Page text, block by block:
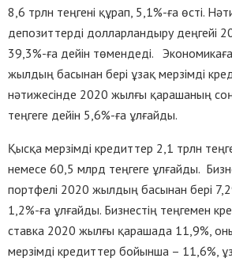
8,6 трлн теңгені құрап, 5,1%-ға өсті.
депозиттерді долларландыру деңгейі
39,3%-ға дейін төмендеді.
жылдың басынан бері ұзақ мерзімді
нәтижесінде 2020 жылғы қарашаның
теңгеге дейін 5,6%-ға ұлғайды.
Қысқа мерзімді кредиттер 2,1 трлн
немесе 60,5 млрд теңгеге ұлғайды.
портфелі 2020 жылдың басынан бері
1,2%-ға ұлғайды. Бизнестің теңгемен
ставка 2020 жылғы қарашада 11,9%,
мерзімді кредиттер бойынша – 11,6%,